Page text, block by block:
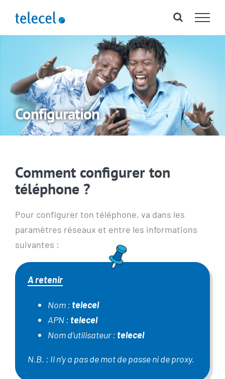
contenu
Configuration
Comment configurer ton
téléphone ?
Pour configurer ton téléphone, va dans les
paramètres réseaux et entre les informations
suivantes :
A retenir
Nom : telecel
APN : telecel
Nom d’utilisateur : telecel
N.B. : Il n’y a pas de mot de passe ni de proxy.